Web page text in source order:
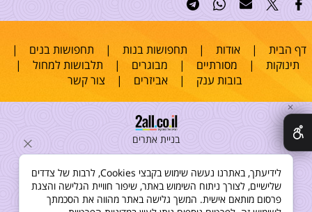
דף הבית |אודות | תחפושות בנות | תחפושות בנים |
תינוקות | מסורתיים | מבוגרים | תלבושות למחול |
בובות ענק |אביזרים | צור קשר
בניית אתרים
✕
לידיעתך, באתרנו נעשה שימוש בקבצי Cookies, לרבות של צדדים
שלישיים, לצורך ניתוח השימוש באתר, שיפור חוויית הגלישה והצגת
פרסום מותאם אישית. המשך גלישה באתר מהווה את הסכמתך